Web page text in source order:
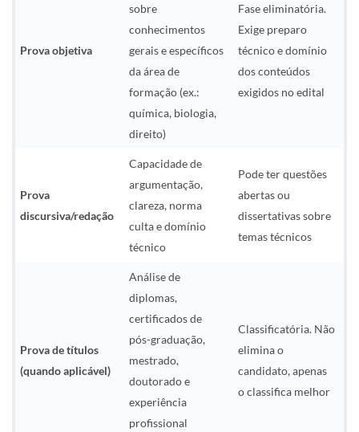
Prova objetiva
sobre
conhecimentos
gerais e específicos
da área de
formação (ex.:
química, biologia,
direito)
Fase eliminatória.
Exige preparo
técnico e domínio
dos conteúdos
exigidos no edital
Prova
discursiva/redação
Capacidade de
argumentação,
clareza, norma
culta e domínio
técnico
Pode ter questões
abertas ou
dissertativas sobre
temas técnicos
Prova de títulos
(quando aplicável)
Análise de
diplomas,
certificados de
pós-graduação,
mestrado,
doutorado e
experiência
profissional
Classificatória. Não
elimina o
candidato, apenas
o classifica melhor